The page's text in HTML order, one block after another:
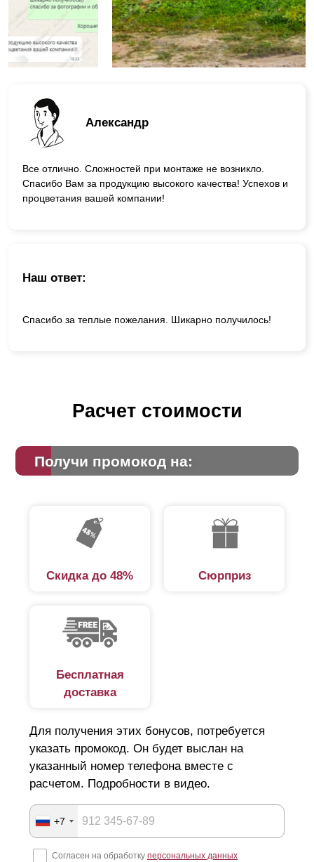
Александр
Все отлично. Сложностей при монтаже не возникло.
Спасибо Вам за продукцию высокого качества! Успехов и
процветания вашей компании!
Наш ответ:
Спасибо за теплые пожелания. Шикарно получилось!
Расчет стоимости
Получи промокод на:
Скидка до 48% Сюрприз
Бесплатная
доставка
Для получения этих бонусов, потребуется
указать промокод. Он будет выслан на
указанный номер телефона вместе с
расчетом. Подробности в видео.
+7
Согласен на обработку персональных данных